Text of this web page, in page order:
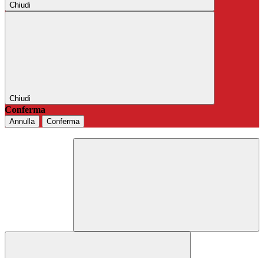
Chiudi
Chiudi
Conferma
Annulla Conferma